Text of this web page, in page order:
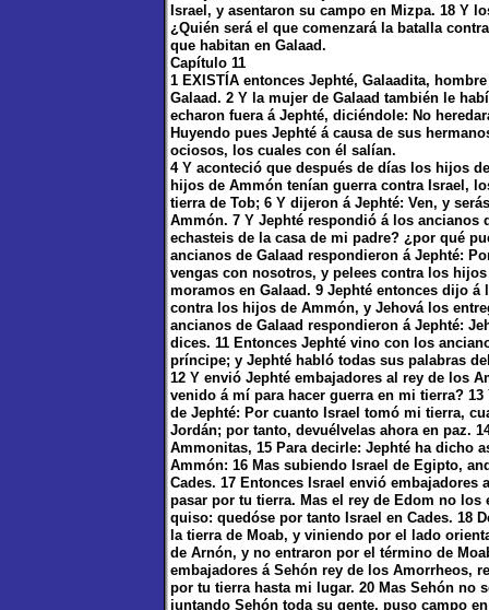
Israel, y asentaron su campo en Mizpa. 18 Y
¿Quién será el que comenzará la batalla
que habitan en Galaad.
Capítulo 11
1 EXISTÍA entonces Jephté, Galaadita,
Galaad. 2 Y la mujer de Galaad también le
echaron fuera á Jephté, diciéndole: No
Huyendo pues Jephté á causa de sus
ociosos, los cuales con él salían.
4 Y aconteció que después de días los hijos
hijos de Ammón tenían guerra contra Israel,
tierra de Tob; 6 Y dijeron á Jephté: Ven, y
Ammón. 7 Y Jephté respondió á los ancianos
echasteis de la casa de mi padre? ¿por qué
ancianos de Galaad respondieron á Jephté:
vengas con nosotros, y pelees contra los
moramos en Galaad. 9 Jephté entonces dijo
contra los hijos de Ammón, y Jehová los
ancianos de Galaad respondieron á Jephté:
dices. 11 Entonces Jephté vino con los
príncipe; y Jephté habló todas sus palabras
12 Y envió Jephté embajadores al rey de los
venido á mí para hacer guerra en mi tierra?
de Jephté: Por cuanto Israel tomó mi tierra,
Jordán; por tanto, devuélvelas ahora en paz.
Ammonitas, 15 Para decirle: Jephté ha dicho
Ammón: 16 Mas subiendo Israel de Egipto,
Cades. 17 Entonces Israel envió
pasar por tu tierra. Mas el rey de Edom no
quiso: quedóse por tanto Israel en Cades. 18
la tierra de Moab, y viniendo por el lado
de Arnón, y no entraron por el término de
embajadores á Sehón rey de los Amorrheos,
por tu tierra hasta mi lugar. 20 Mas Sehón no
juntando Sehón toda su gente, puso campo